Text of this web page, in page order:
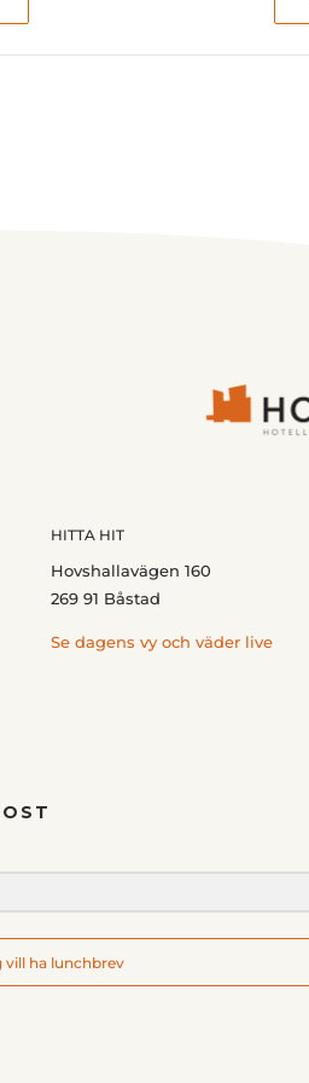
HITTA HIT
Hovshallavägen 160
269 91 Båstad
Se dagens vy och väder live
vill ha lunchbrev